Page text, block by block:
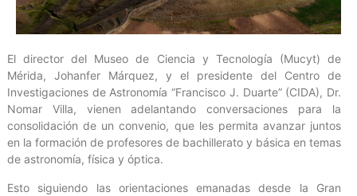
El director del Museo de Ciencia y Tecnología (Mucyt) de
Mérida, Johanfer Márquez, y el presidente del Centro de
Investigaciones de Astronomía “Francisco J. Duarte” (CIDA), Dr.
Nomar Villa, vienen adelantando conversaciones para la
consolidación de un convenio, que les permita avanzar juntos
en la formación de profesores de bachillerato y básica en temas
de astronomía, física y óptica.
Esto siguiendo las orientaciones emanadas desde la Gran